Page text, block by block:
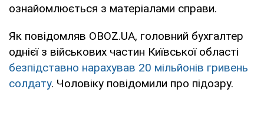
ознайомлюється з матеріалами справи.
Як повідомляв OBOZ.UA, головний бухгалтер
однієї з військових частин Київської області
безпідставно нарахував 20 мільйонів гривень
солдату. Чоловіку повідомили про підозру.